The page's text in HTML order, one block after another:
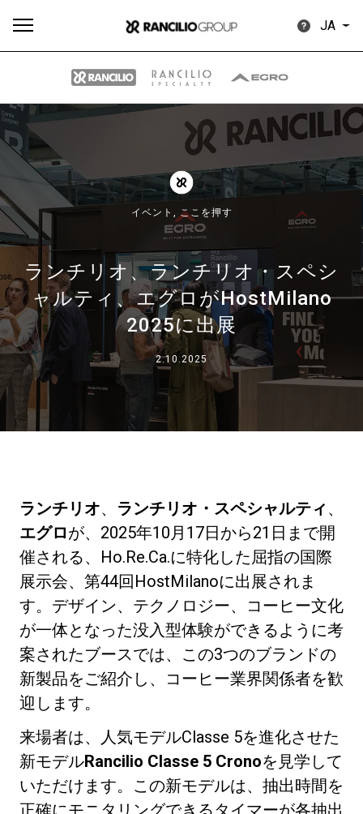
JA
イベント, ここを押す
ランチリオ、ランチリオ・スペシ
ャルティ、エグロがHostMilano
2025に出展
2.10.2025
ランチリオ、 ランチリオ・スペシャルティ 、
エグロが、2025年10月17日から21日まで開
催される、Ho.Re.Ca.に特化した屈指の国際
展示会、第44回HostMilanoに出展されま
す。デザイン、テクノロジー、コーヒー文化
が一体となった没入型体験ができるように考
案されたブースでは、この3つのブランドの
新製品をご紹介し、コーヒー業界関係者を歓
迎します。
来場者は、人気モデルClasse 5を進化させた
新モデルRancilio Classe 5 Cronoを見学して
いただけます。この新モデルは、抽出時間を
正確にモニタリングできるタイマーが各抽出
す
べ
て
情報
ース
ロード
Our brands
グループ
ニュース
研究室紹介
サスティナビリティ
接続
お問い合わせ